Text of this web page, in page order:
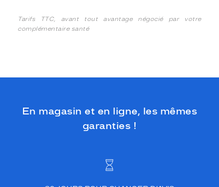
Tarifs TTC, avant tout avantage négocié par votre
complémentaire santé
En magasin et en ligne, les mêmes
garanties !